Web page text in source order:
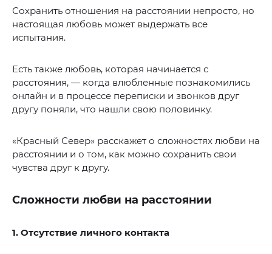
Сохранить отношения на расстоянии непросто, но
настоящая любовь может выдержать все
испытания.
Есть также любовь, которая начинается с
расстояния, — когда влюбленные познакомились
онлайн и в процессе переписки и звонков друг
другу поняли, что нашли свою половинку.
«Красный Север» расскажет о сложностях любви на
расстоянии и о том, как можно сохранить свои
чувства друг к другу.
Сложности любви на расстоянии
1. Отсутствие личного контакта